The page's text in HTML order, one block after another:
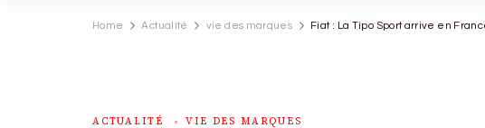
Home Actualité vie des marques Fiat : La Tipo Sport arrive en
ACTUALITÉ VIE DES MARQUES